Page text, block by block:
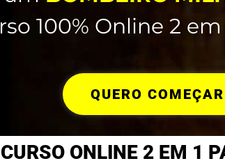
100% Online 2 em
QUERO
ONLINE 2 EM 1